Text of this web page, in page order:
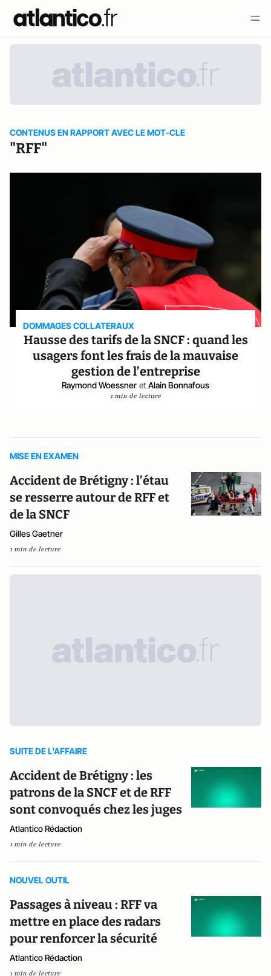
CONTENUS EN RAPPORT AVEC LE MOT-CLE
"RFF"
DOMMAGES COLLATERAUX
Hausse des tarifs de la SNCF : quand les
usagers font les frais de la mauvaise
gestion de l’entreprise
Raymond Woessner et Alain Bonnafous
1 min de lecture
MISE EN EXAMEN
Accident de Brétigny : l’étau
se resserre autour de RFF et
de la SNCF
Gilles Gaetner
1 min de lecture
SUITE DE L'AFFAIRE
Accident de Brétigny : les
patrons de la SNCF et de RFF
sont convoqués chez les juges
Atlantico Rédaction
1 min de lecture
NOUVEL OUTIL
Passages à niveau : RFF va
mettre en place des radars
pour renforcer la sécurité
Atlantico Rédaction
1 min de lecture